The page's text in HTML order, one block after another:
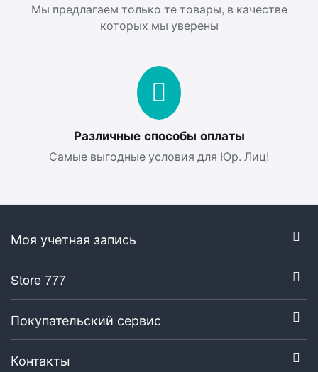
Мы предлагаем только те товары, в качестве
которых мы уверены
Различные способы оплаты
Самые выгодные условия для Юр. Лиц!
Моя учетная запись
Store 777
Покупательский сервис
Контакты